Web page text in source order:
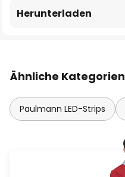
Herunterladen
Ähnliche Kategorien
Paulmann LED-Strips